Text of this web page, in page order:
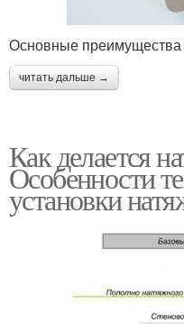
Основные
читать дальше →
Как делается
Особенности
установки